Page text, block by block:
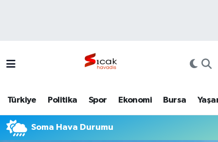
Türkiye Politika Spor Ekonomi Bursa
Soma Hava Durumu